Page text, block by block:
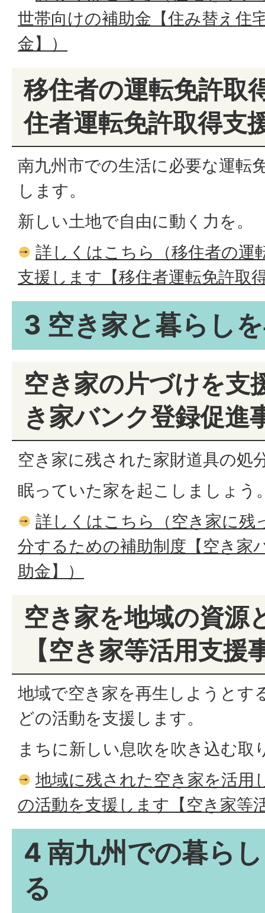
世帯向けの補助金【住み替え住
金】）
移住者の運転免許取
住者運転免許取得支
南九州市での生活に必要な運転
します。
新しい土地で自由に動く力を。
詳しくはこちら（移住者の運
支援します【移住者運転免許取
3 空き家と暮らし
空き家の片づけを支
き家バンク登録促進
空き家に残された家財道具の処
眠っていた家を起こしましょう
詳しくはこちら（空き家に残
分するための補助制度【空き家
助金】）
空き家を地域の資源
【空き家等活用支援
地域で空き家を再生しようとす
どの活動を支援します。
まちに新しい息吹を吹き込む取
地域に残された空き家を活用
の活動を支援します【空き家等
4 南九州での暮ら
る